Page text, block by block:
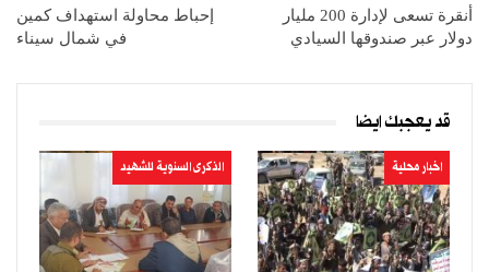
أنقرة تسعى لإدارة 200 مليار
دولار عبر صندوقها السيادي
إحباط محاولة استهداف كمين
في شمال سيناء
قد يعجبك ايضا
اخبار محلية الذكرى السنوية للشهيد